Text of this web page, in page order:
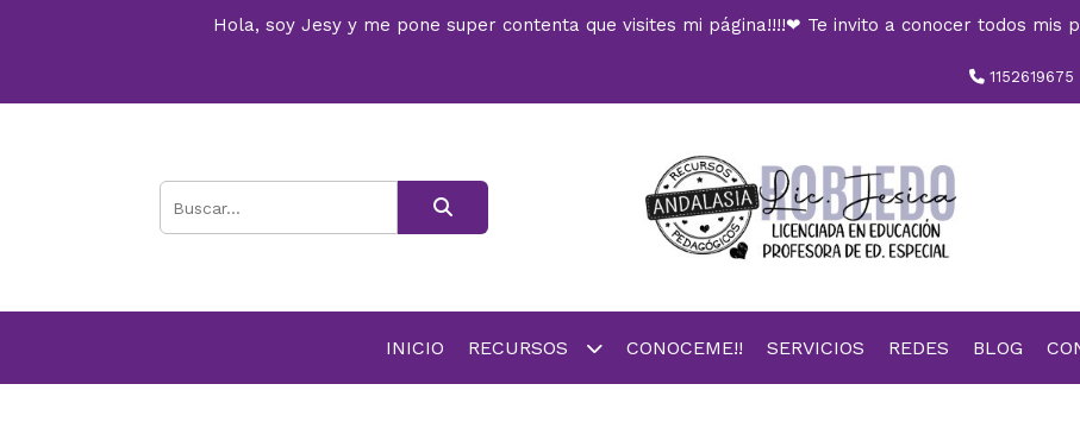
Hola, soy Jesy y me pone super contenta que visites mi página!!!!❤ Te invito a conocer todos mis
1152619675
INICIO RECURSOS CONOCEME!! SERVICIOS REDES BLOG